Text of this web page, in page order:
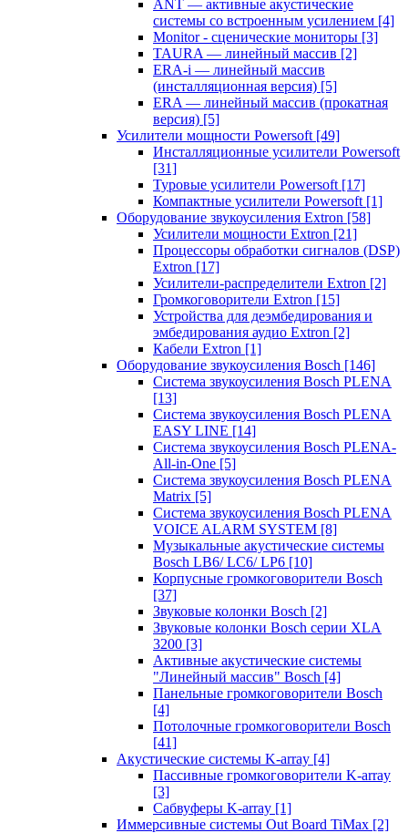
ANT — активные акустические
системы со встроенным усилением [4]
Monitor - сценические мониторы [3]
TAURA — линейный массив [2]
ERA-i — линейный массив
(инсталляционная версия) [5]
ERA — линейный массив (прокатная
версия) [5]
Усилители мощности Powersoft [49]
Инсталляционные усилители Powersoft
[31]
Туровые усилители Powersoft [17]
Компактные усилители Powersoft [1]
Оборудование звукоусиления Extron [58]
Усилители мощности Extron [21]
Процессоры обработки сигналов (DSP)
Extron [17]
Усилители-распределители Extron [2]
Громкоговорители Extron [15]
Устройства для деэмбедирования и
эмбедирования аудио Extron [2]
Кабели Extron [1]
Оборудование звукоусиления Bosch [146]
Система звукоусиления Bosch PLENA
[13]
Система звукоусиления Bosch PLENA
EASY LINE [14]
Система звукоусиления Bosch PLENA-
All-in-One [5]
Система звукоусиления Bosch PLENA
Matrix [5]
Система звукоусиления Bosch PLENA
VOICE ALARM SYSTEM [8]
Музыкальные акустические системы
Bosch LB6/ LC6/ LP6 [10]
Корпусные громкоговорители Bosch
[37]
Звуковые колонки Bosch [2]
Звуковые колонки Bosch серии XLA
3200 [3]
Активные акустические системы
"Линейный массив" Bosch [4]
Панельные громкоговорители Bosch
[4]
Потолочные громкоговорители Bosch
[41]
Акустические системы K-array [4]
Пассивные громкоговорители K-array
[3]
Сабвуферы K-array [1]
Иммерсивные системы Out Board TiMax [2]